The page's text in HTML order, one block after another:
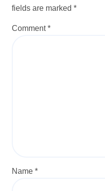
fields are marked *
Comment*
Name *